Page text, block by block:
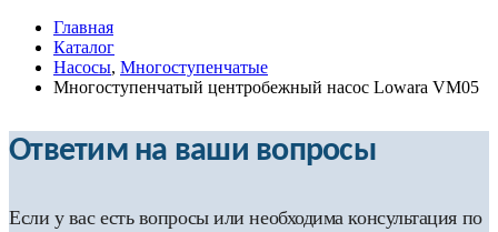
Главная
Каталог
Насосы, Многоступенчатые
Многоступенчатый центробежный насос Lowara VM05
Ответим на ваши вопросы
Если у вас есть вопросы или необходима консультация по